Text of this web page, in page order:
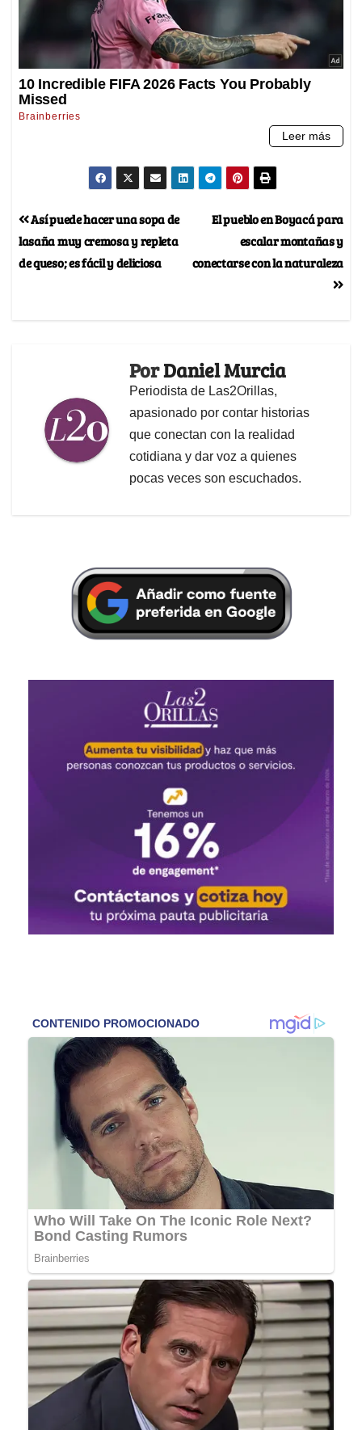
El pueblo en Boyacá para
escalar montañas y
conectarse con la naturaleza
Así puede hacer una sopa de
lasaña muy cremosa y repleta
de queso; es fácil y deliciosa
PorDaniel Murcia
Periodista de Las2Orillas,
apasionado por contar historias
que conectan con la realidad
cotidiana y dar voz a quienes
pocas veces son escuchados.